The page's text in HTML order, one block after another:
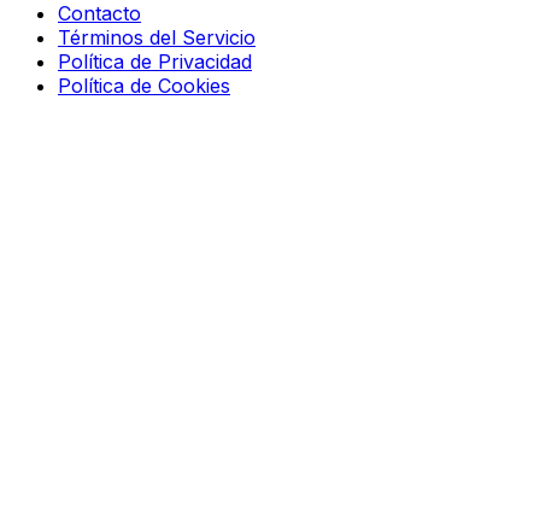
Contacto
Términos del Servicio
Política de Privacidad
Política de Cookies